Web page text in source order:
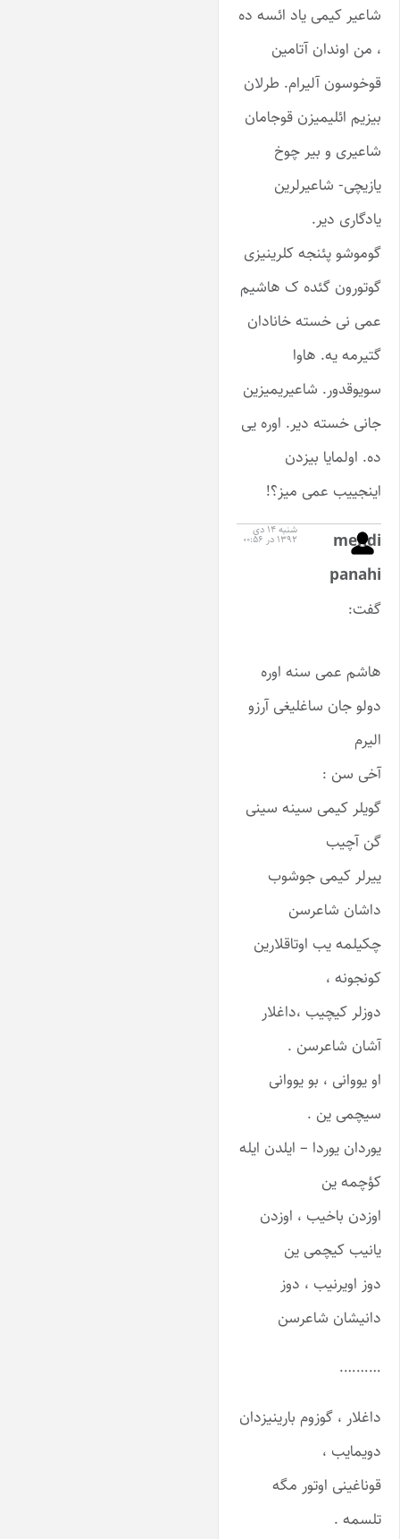
شاعیر کیمی یاد ائسه ده
، من اوندان آتامین
قوخوسون آلیرام. طرلان
بیزیم ائلیمیزن قوجامان
شاعیری و بیر چوخ
یازیچی- شاعیرلرین
یادگاری دیر.
گوموشو پئنجه کلرینیزی
گوتورون گئده ک هاشیم
عمی نی خسته خانادان
گتیرمه یه. هاوا
سویوقدور. شاعیریمیزین
جانی خسته دیر. اوره یی
ده. اولمایا بیزدن
اینجییب عمی میز؟!
mehdi
panahi
گفت:
شنبه ۱۴ دی
۱۳۹۲ در ۰۰:۵۶
هاشم عمی سنه اوره
دولو جان ساغلیغی آرزو
الیرم
آخی سن :
گویلر کیمی سینه سینی
گن آچیب
ییرلر کیمی جوشوب
داشان شاعرسن
چکیلمه یب اوتاقلارین
کونجونه ،
دوزلر کیچیب ،داغلار
آشان شاعرسن .
او یووانی ، بو یووانی
سیچمی ین .
یوردان یوردا – ایلدن ایله
کؤچمه ین
اوزدن باخیب ، اوزدن
یانیب کیچمی ین
دوز اویرنیب ، دوز
دانیشان شاعرسن
……….
داغلار ، گوزوم بارینیزدان
دویمایب ،
قوناغینی اوتور مگه
تلسمه .